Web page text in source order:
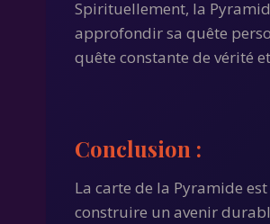
Spirituellement, la
approfondir sa quête
quête constante de vérité
Conclusion :
La carte de la Pyramide
construire un avenir